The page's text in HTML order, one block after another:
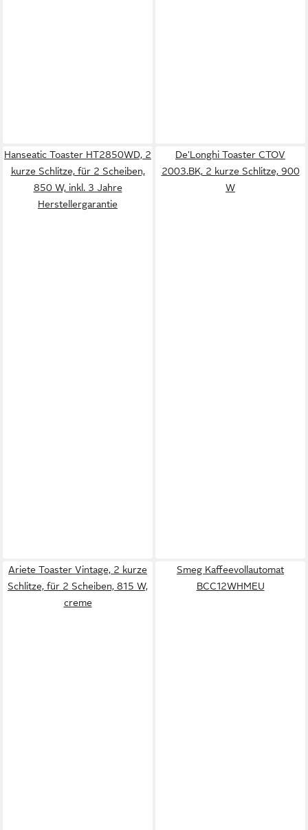
Hanseatic Toaster HT2850WD, 2
kurze Schlitze, für 2 Scheiben,
850 W, inkl. 3 Jahre
Herstellergarantie
De'Longhi Toaster CTOV
2003.BK, 2 kurze Schlitze, 900
W
Ariete Toaster Vintage, 2 kurze
Schlitze, für 2 Scheiben, 815 W,
creme
Smeg Kaffeevollautomat
BCC12WHMEU